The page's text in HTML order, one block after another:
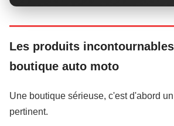
Les produits
boutique auto moto
Une boutique sérieuse, c'est d'abord
pertinent.